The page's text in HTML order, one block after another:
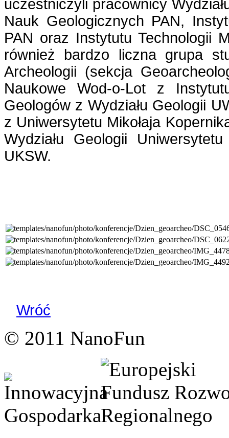
uczestniczyli pracownicy
Nauk Geologicznych PAN,
PAN oraz Instytutu Technologii
również bardzo liczna grupa
Archeologii (sekcja
Naukowe Wod-o-Lot z
Geologów z Wydziału Geologii
z Uniwersytetu Mikołaja
Wydziału Geologii
UKSW.
Wróć
© 2011 NanoFun